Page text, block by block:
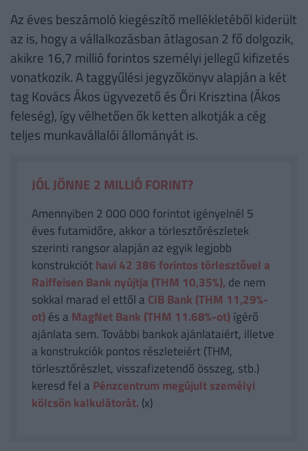
Az éves beszámoló kiegészítő mellékletéből kiderült
az is, hogy a vállalkozásban átlagosan 2 fő dolgozik,
akikre 16,7 millió forintos személyi jellegű kifizetés
vonatkozik. A taggyűlési jegyzőkönyv alapján a két
tag Kovács Ákos ügyvezető és Őri Krisztina (Ákos
feleség), így vélhetően ők ketten alkotják a cég
teljes munkavállalói állományát is.
JÓL JÖNNE 2 MILLIÓ FORINT?
Amennyiben 2 000 000 forintot igényelnél 5
éves futamidőre, akkor a törlesztőrészletek
szerinti rangsor alapján az egyik legjobb
konstrukcióthavi 42 386 forintos törlesztővel a
Raiffeisen Bank nyújtja (THM 10,35%), de nem
sokkal marad el ettől a CIB Bank (THM 11,29%-
ot)és a MagNet Bank (THM 11.68%-ot)ígérő
ajánlata sem. További bankok ajánlataiért, illetve
a konstrukciók pontos részleteiért (THM,
törlesztőrészlet, visszafizetendő összeg, stb.)
keresd fel a Pénzcentrum megújult személyi
kölcsön kalkulátorát. (x)